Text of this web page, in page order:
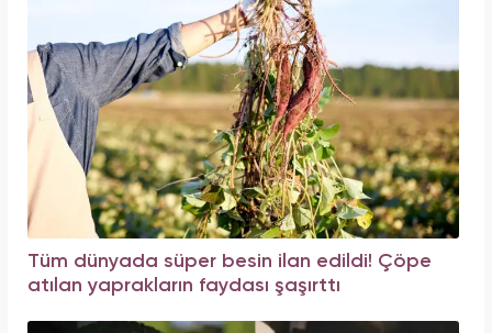
Tüm dünyada süper besin ilan edildi! Çöpe
atılan yaprakların faydası şaşırttı